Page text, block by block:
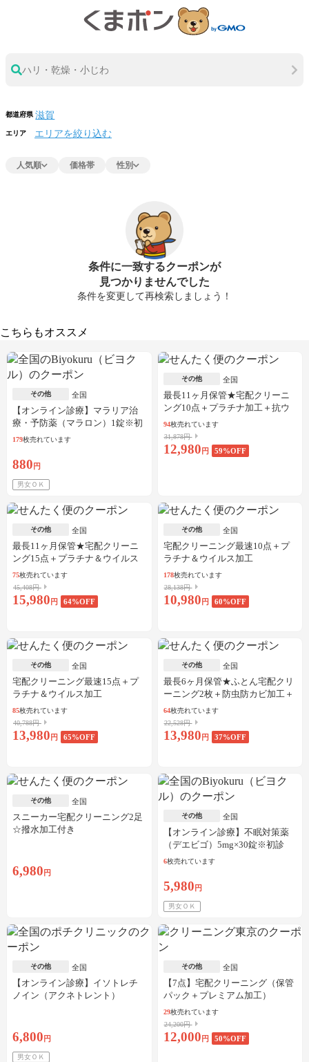
ハリ・乾燥・小じわ
都道府県
エリア エリアを絞り込む
人気順 価格帯 性別
条件に一致するクーポンが
見つかりませんでした
条件を変更して再検索しましょう！
こちらもオススメ
その他 全国
【オンライン診療】マラリア治
療・予防薬（マラロン）1錠※初
診料・送料込／30枚可
179枚売れています
880 円
男女ＯＫ
その他 全国
最長11ヶ月保管★宅配クリーニ
ング10点＋プラチナ加工＋抗ウ
イルス加工
94枚売れています
31,878円
12,980 円 59%OFF
その他 全国
最長11ヶ月保管★宅配クリーニ
ング15点＋プラチナ＆ウイルス
加工
75枚売れています
45,408円
15,980 円 64%OFF
その他 全国
宅配クリーニング最速10点＋プ
ラチナ＆ウイルス加工
178枚売れています
28,138円
10,980 円 60%OFF
その他 全国
宅配クリーニング最速15点＋プ
ラチナ＆ウイルス加工
85枚売れています
40,788円
13,980 円 65%OFF
その他 全国
最長6ヶ月保管★ふとん宅配クリ
ーニング2枚＋防虫防カビ加工＋
しみ抜き
64枚売れています
22,528円
13,980 円 37%OFF
その他 全国
スニーカー宅配クリーニング2足
☆撥水加工付き
6,980 円
その他 全国
【オンライン診療】不眠対策薬
（デエビゴ）5mg×30錠※初診
料・送料込
6枚売れています
5,980 円
男女ＯＫ
その他 全国
【オンライン診療】イソトレチ
ノイン（アクネトレント）
6,800 円
男女ＯＫ
その他 全国
【7点】宅配クリーニング（保管
パック＋プレミアム加工）
29枚売れています
24,200円
12,000 円 50%OFF